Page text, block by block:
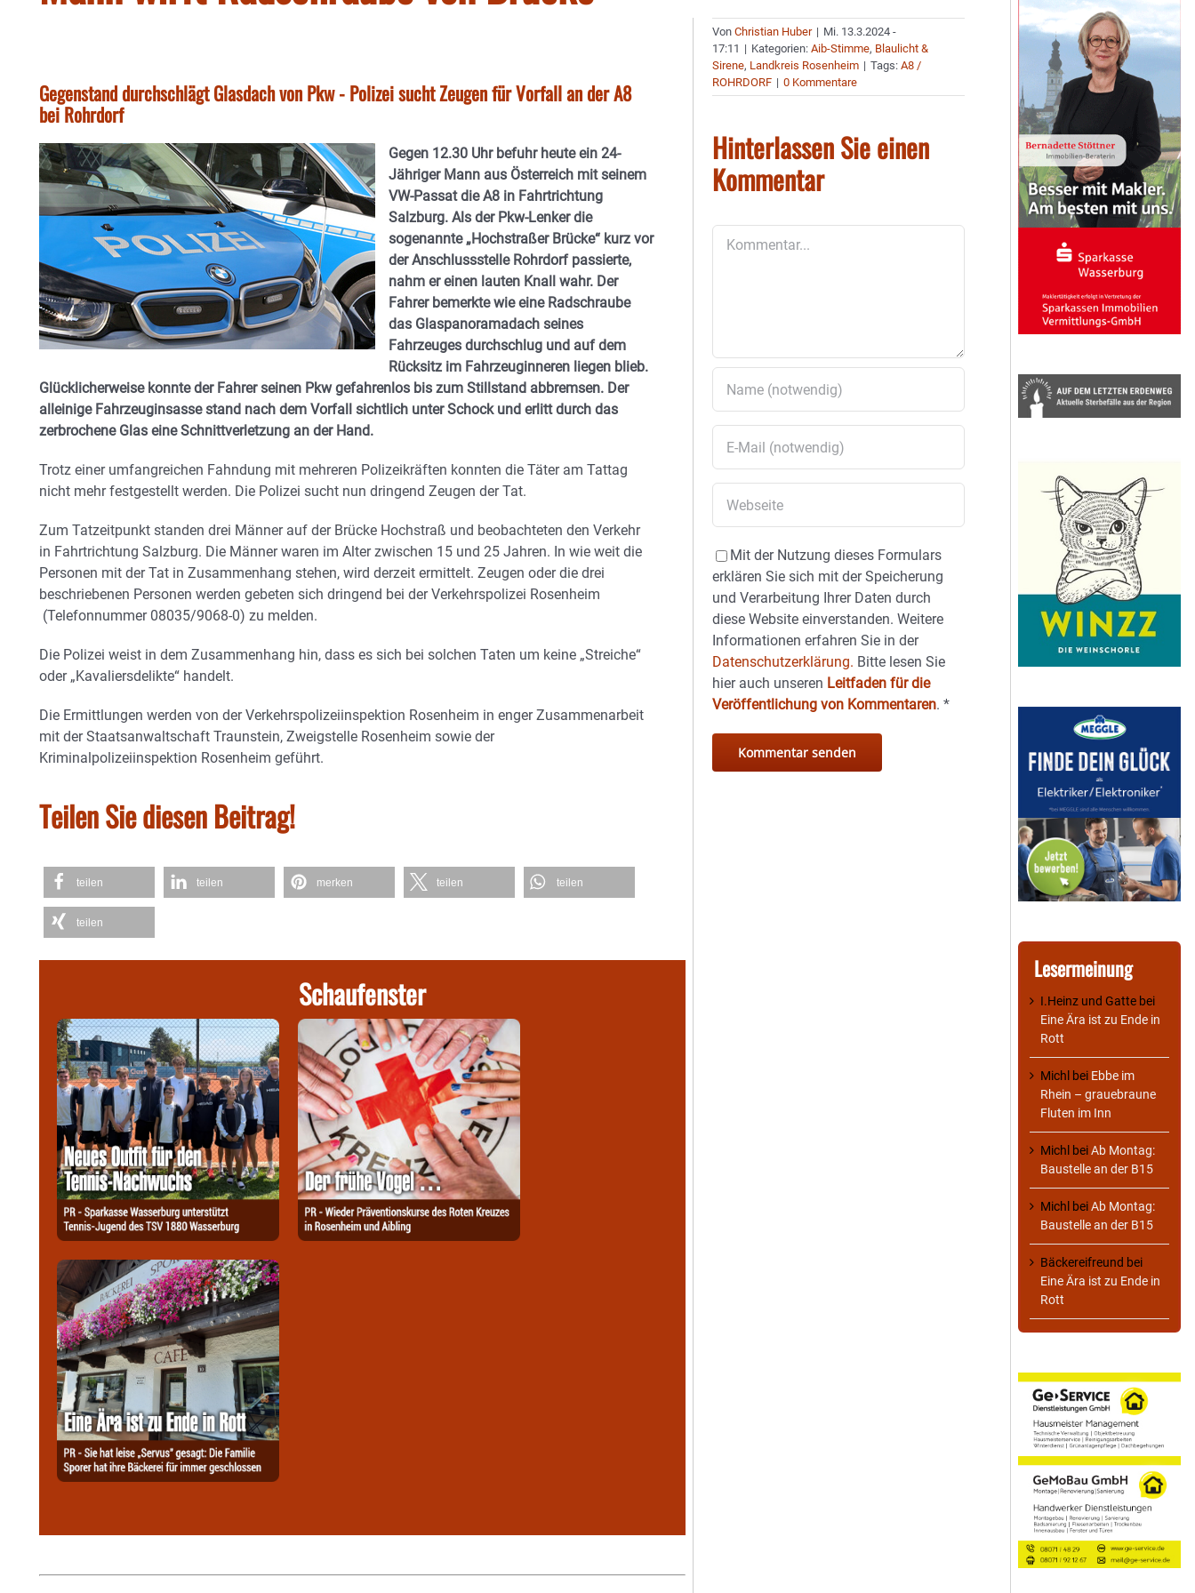
Gegenstand durchschlägt Glasdach von Pkw - Polizei sucht Zeugen für Vorfall an der A8
bei Rohrdorf
Gegen 12.30 Uhr befuhr heute ein 24-
Jähriger Mann aus Österreich mit seinem
VW-Passat die A8 in Fahrtrichtung
Salzburg. Als der Pkw-Lenker die
sogenannte „Hochstraßer Brücke“ kurz vor
der Anschlussstelle Rohrdorf passierte,
nahm er einen lauten Knall wahr. Der
Fahrer bemerkte wie eine Radschraube
das Glaspanoramadach seines
Fahrzeuges durchschlug und auf dem
Rücksitz im Fahrzeuginneren liegen blieb.
Glücklicherweise konnte der Fahrer seinen Pkw gefahrenlos bis zum Stillstand abbremsen. Der
alleinige Fahrzeuginsasse stand nach dem Vorfall sichtlich unter Schock und erlitt durch das
zerbrochene Glas eine Schnittverletzung an der Hand.
Trotz einer umfangreichen Fahndung mit mehreren Polizeikräften konnten die Täter am Tattag
nicht mehr festgestellt werden. Die Polizei sucht nun dringend Zeugen der Tat.
Zum Tatzeitpunkt standen drei Männer auf der Brücke Hochstraß und beobachteten den Verkehr
in Fahrtrichtung Salzburg. Die Männer waren im Alter zwischen 15 und 25 Jahren. In wie weit die
Personen mit der Tat in Zusammenhang stehen, wird derzeit ermittelt. Zeugen oder die drei
beschriebenen Personen werden gebeten sich dringend bei der Verkehrspolizei Rosenheim
(Telefonnummer 08035/9068-0) zu melden.
Die Polizei weist in dem Zusammenhang hin, dass es sich bei solchen Taten um keine „Streiche“
oder „Kavaliersdelikte“ handelt.
Die Ermittlungen werden von der Verkehrspolizeiinspektion Rosenheim in enger Zusammenarbeit
mit der Staatsanwaltschaft Traunstein, Zweigstelle Rosenheim sowie der
Kriminalpolizeiinspektion Rosenheim geführt.
Teilen Sie diesen Beitrag!
teilen teilen merken teilen teilen
teilen
Schaufenster
VonChristian Huber | Mi. 13.3.2024 -
17:11 | Kategorien:Aib-Stimme, Blaulicht &
Sirene, Landkreis Rosenheim | Tags:A8 /
ROHRDORF | 0 Kommentare
Hinterlassen Sie einen
Kommentar
Mit der Nutzung dieses Formulars
erklären Sie sich mit der Speicherung
und Verarbeitung Ihrer Daten durch
diese Website einverstanden. Weitere
Informationen erfahren Sie in der
Datenschutzerklärung. Bitte lesen Sie
hier auch unseren Leitfaden für die
Veröffentlichung von Kommentaren.*
Lesermeinung
I.Heinz und Gatte bei
Eine Ära ist zu Ende in
Rott
Michl bei Ebbe im
Rhein – grauebraune
Fluten im Inn
Michl beiAb Montag:
Baustelle an der B15
Michl beiAb Montag:
Baustelle an der B15
Bäckereifreund bei
Eine Ära ist zu Ende in
Rott